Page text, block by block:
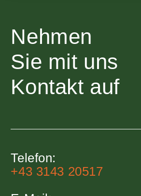
Nehmen
Sie mit uns
Kontakt auf
Telefon:
+43 3143 20517